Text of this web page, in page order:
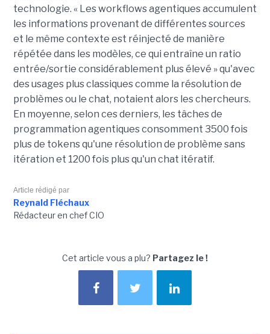
technologie. « Les workflows agentiques accumulent
les informations provenant de différentes sources
et le même contexte est réinjecté de manière
répétée dans les modèles, ce qui entraîne un ratio
entrée/sortie considérablement plus élevé » qu'avec
des usages plus classiques comme la résolution de
problèmes ou le chat, notaient alors les chercheurs.
En moyenne, selon ces derniers, les tâches de
programmation agentiques consomment 3500 fois
plus de tokens qu'une résolution de problème sans
itération et 1200 fois plus qu'un chat itératif.
Article rédigé par
Reynald Fléchaux
Rédacteur en chef CIO
Cet article vous a plu? Partagez le !